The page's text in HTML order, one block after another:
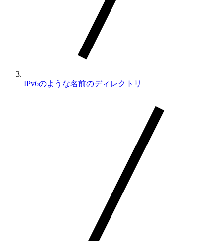
IPv6のような名前のディレクトリ